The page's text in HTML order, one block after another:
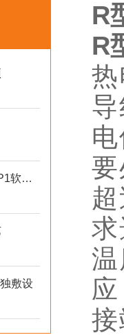
护套200度耐酸氟塑料JX-FF46P1软心补偿导线
敷设
R
R